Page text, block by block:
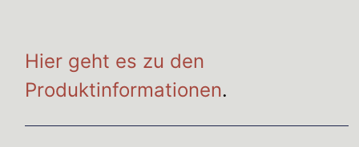
Hier geht es zu den
Produktinformationen.